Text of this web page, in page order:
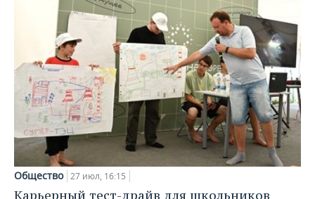
Общество 27 июл, 16:15
Карьерный тест-драйв для школьников